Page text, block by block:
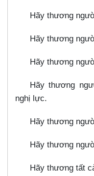
Hãy thương
Hãy thương
Hãy thương
Hãy thương
nghị lực.
Hãy thương
Hãy thương
Hãy thương tất